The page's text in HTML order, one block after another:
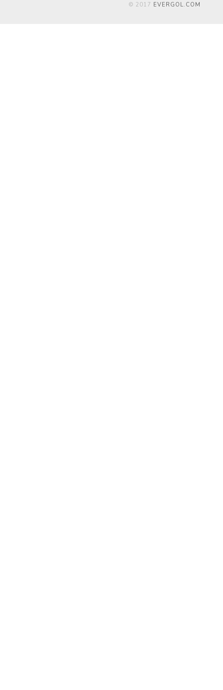
© 2017 EVERGOL.COM